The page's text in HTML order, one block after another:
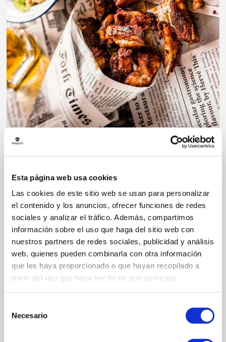
Esta página web usa cookies
Las cookies de este sitio web se usan para personalizar
el contenido y los anuncios, ofrecer funciones de redes
sociales y analizar el tráfico. Además, compartimos
información sobre el uso que haga del sitio web con
nuestros partners de redes sociales, publicidad y análisis
web, quienes pueden combinarla con otra información
que les haya proporcionado o que hayan recopilado a
partir del uso que haya hecho de sus servicios.
Necesario
SCRIVI UN NUOVO COMMENTO
SL tratterà i dati forniti al fine di rispondere ai dubbi e/o
reclami sollevati attraverso il presente modulo e fornire
invieremo le informazioni relative all'attività, ai prodotti e